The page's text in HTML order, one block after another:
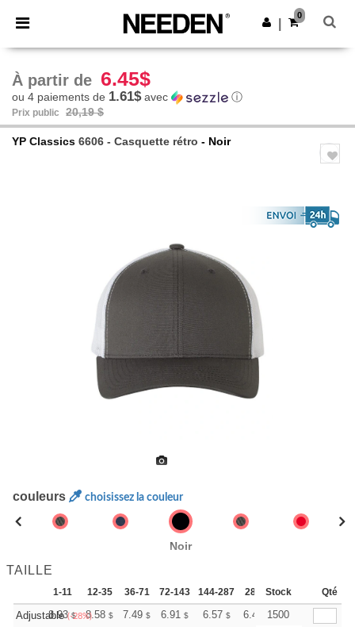
× Appli Needen
Meilleurs prix sur l’app !
Obtenir l'appli
0
À partir de 6.45$
ou 4 paiements de 1.61$avec ⓘ
Prix public 20,19 $
YP Classics 6606 - Casquette rétro - Noir
couleurs choisissez la couleur
Noir
TAILLE
1-11 12-35 36-71 72-143 144-287 288 + Plus
Stock Qté
Adjustable(-28%)
8.93 $ 8.58 $ 7.49 $ 6.91 $ 6.57 $ 6.45 $ +
1500